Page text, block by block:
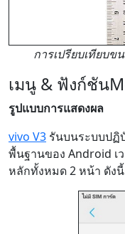
การเปรียบเทียบข
เมนู & ฟังก์ชัน
รูปแบบการแสดงผล
vivo V3 รันบนระบบปฏิ
พื้นฐานของ Android เ
หลักทั้งหมด 2 หน้า ดังนี้